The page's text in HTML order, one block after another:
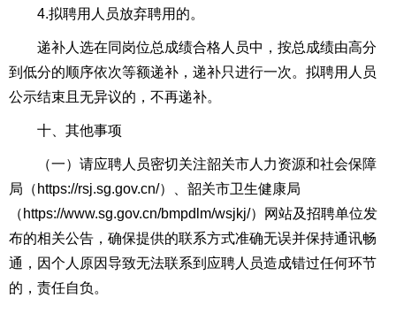
4.拟聘用人员放弃聘用的。
递补人选在同岗位总成绩合格人员中，按总成绩由高分
到低分的顺序依次等额递补，递补只进行一次。拟聘用人员
公示结束且无异议的，不再递补。
十、其他事项
（一）请应聘人员密切关注韶关市人力资源和社会保障
局（https://rsj.sg.gov.cn/）、韶关市卫生健康局
（https://www.sg.gov.cn/bmpdlm/wsjkj/）网站及招聘单位发
布的相关公告，确保提供的联系方式准确无误并保持通讯畅
通，因个人原因导致无法联系到应聘人员造成错过任何环节
的，责任自负。